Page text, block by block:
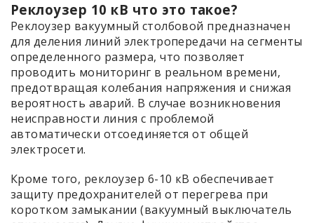
Реклоузер 10 кВ что это такое?
Реклоузер вакуумный столбовой предназначен
для деления линий электропередачи на сегменты
определенного размера, что позволяет
проводить мониторинг в реальном времени,
предотвращая колебания напряжения и снижая
вероятность аварий. В случае возникновения
неисправности линия с проблемой
автоматически отсоединяется от общей
электросети.
Кроме того, реклоузер 6-10 кВ обеспечивает
защиту предохранителей от перегрева при
коротком замыкании (вакуумный выключатель